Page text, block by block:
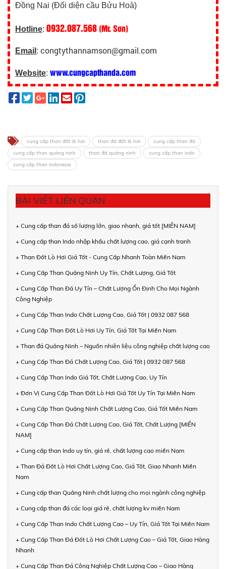
Đồng Nai (Đối diện cầu Bửu Hoà)
Hotline: 0932.087.568 (Mr. Sơn)
Email : congtythannamson@gmail.com
Website: www.cungcapthanda.com
cung cấp than đốt lò hơi than đá đốt lò hơi
cung cấp than đá
cung cấp than quảng ninh
than đá quảng ninh
cung cấp than indo
cung cấp than indonesia
BÀI VIẾT LIÊN QUAN
+ Cung cấp than đá số lượng lớn, giao nhanh, giá tốt [MIỀN NAM]
+ Cung cấp than Indo nhập khẩu chất lượng cao, giá cạnh tranh
+ Than Đốt Lò Hơi Giá Tốt - Cung Cấp Nhanh Toàn Miền Nam
+ Cung Cấp Than Quảng Ninh Uy Tín, Chất Lượng, Giá Tốt
+ Cung Cấp Than Đá Uy Tín – Chất Lượng Ổn Định Cho Mọi Ngành
Công Nghiệp
+ Cung Cấp Than Indo Chất Lượng Cao, Giá Tốt | 0932 087 568
+ Cung Cấp Than Đốt Lò Hơi Uy Tín, Giá Tốt Tại Miền Nam
+ Than đá Quảng Ninh – Nguồn nhiên liệu công nghiệp chất lượng cao
+ Cung Cấp Than Đá Chất Lượng Cao, Giá Tốt | 0932 087 568
+ Cung Cấp Than Indo Giá Tốt, Chất Lượng Cao, Uy Tín
+ Đơn Vị Cung Cấp Than Đốt Lò Hơi Giá Tốt Uy Tín Tại Miền Nam
+ Cung Cấp Than Quảng Ninh Chất Lượng Cao, Giá Tốt Miền Nam
+ Cung Cấp Than Đá Chất Lượng Cao, Giá Tốt, Chất Lượng [MIỀN
NAM]
+ Cung cấp than Indo uy tín, giá rẻ, chất lượng cao miền Nam
+ Than Đá Đốt Lò Hơi Chất Lượng Cao, Giá Tốt, Giao Nhanh Miền
Nam
+ Cung cấp than Quảng Ninh chất lượng cho mọi ngành công nghiệp
+ Cung cấp than đá các loại giá rẻ, chất lượng kv miền Nam
+ Cung Cấp Than Indo Chất Lượng Cao – Uy Tín, Giá Tốt Tại Miền Nam
+ Cung Cấp Than Đá Đốt Lò Hơi Chất Lượng Cao – Giá Tốt, Giao Hàng
Nhanh
+ Cung Cấp Than Đá Công Nghiệp Chất Lượng Cao – Giao Hàng